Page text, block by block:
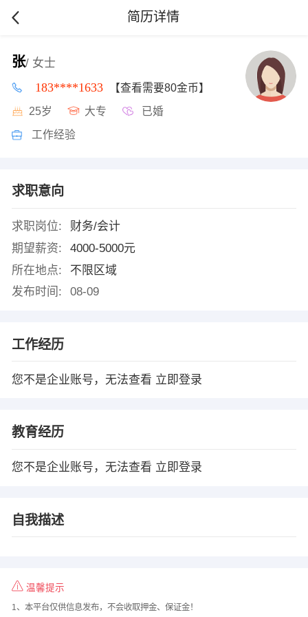
简历详情
张/ 女士
183****1633 【查看需要80金币】
25岁 大专 已婚
工作经验
求职意向
求职岗位:
财务/会计
期望薪资:
4000-5000元
所在地点:
不限区域
发布时间:
08-09
工作经历
您不是企业账号，无法查看 立即登录
教育经历
您不是企业账号，无法查看 立即登录
自我描述
温馨提示
1、本平台仅供信息发布，不会收取押金、保证金！